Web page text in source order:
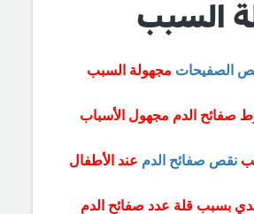
السبب
الصفيحات مجهولة السبب
صفائح الدم مجهول الأسباب
نقص صفائح الدم عند الأطفال
بسبب قلة عدد صفائح الدم